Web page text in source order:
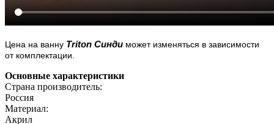
Цена на ванну Triton Синди может изменяться в зависимости
от комплектации.
Основные характеристики
Страна производитель:
Россия
Материал:
Акрил